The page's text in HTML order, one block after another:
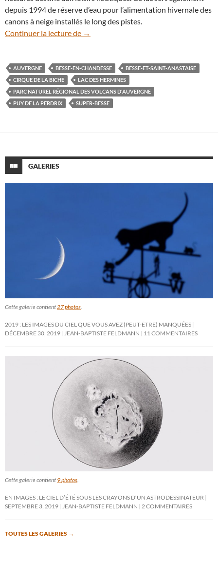
depuis 1994 de réserve d’eau pour l’alimentation hivernale des
canons à neige installés le long des pistes.
Continuer la lecture de
Auvergne (1) : une soirée au bord du lac
→
AUVERGNE BESSE-EN-CHANDESSE
BESSE-ET-SAINT-ANASTAISE
CIRQUE DE LA BICHE
LAC DES HERMINES
PARC NATUREL RÉGIONAL DES VOLCANS D'AUVERGNE
PUY DE LA PERDRIX
SUPER-BESSE
GALERIES
Cette galerie contient 27 photos
2019 : LES IMAGES DU CIEL QUE VOUS AVEZ (PEUT-ÊTRE) MANQUÉES
DÉCEMBRE 30, 2019
JEAN-BAPTISTE FELDMANN 11 COMMENTAIRES
Cette galerie contient 9 photos
EN IMAGES : LE CIEL D’ÉTÉ SOUS LES CRAYONS D’UN ASTRODESSINATEUR
SEPTEMBRE 3, 2019
JEAN-BAPTISTE FELDMANN 2 COMMENTAIRES
TOUTES LES GALERIES →